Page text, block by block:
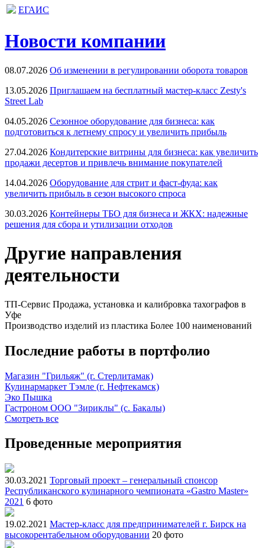
ЕГАИС
Новости компании
08.07.2026 Об изменении в регулировании оборота товаров
13.05.2026 Приглашаем на бесплатный мастер-класс Zesty's
Street Lab
04.05.2026 Сезонное оборудование для бизнеса: как
подготовиться к летнему спросу и увеличить прибыль
27.04.2026 Кондитерские витрины для бизнеса: как увеличить
продажи десертов и привлечь внимание покупателей
14.04.2026 Оборудование для стрит и фаст-фуда: как
увеличить прибыль в сезон высокого спроса
30.03.2026 Контейнеры ТБО для бизнеса и ЖКХ: надежные
решения для сбора и утилизации отходов
Другие направления
деятельности
ТП-Сервис Продажа, установка и калибровка тахографов в
Уфе
Производство изделий из пластика Более 100 наименований
Последние работы в портфолио
Магазин "Грильяж" (г. Стерлитамак)
Кулинармаркет Тэмле (г. Нефтекамск)
Эко Пышка
Гастроном ООО "Зириклы" (с. Бакалы)
Смотреть все
Проведенные мероприятия
30.03.2021 Торговый проект – генеральный спонсор
Республиканского кулинарного чемпионата «Gastro Master»
2021 6 фото
19.02.2021 Мастер-класс для предпринимателей г. Бирск на
высокорентабельном оборудовании 20 фото